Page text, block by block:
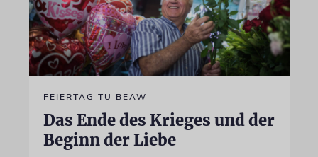
FEIERTAG TU BEAW
Das Ende des Krieges und der
Beginn der Liebe